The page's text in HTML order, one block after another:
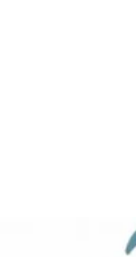
Produkttests und